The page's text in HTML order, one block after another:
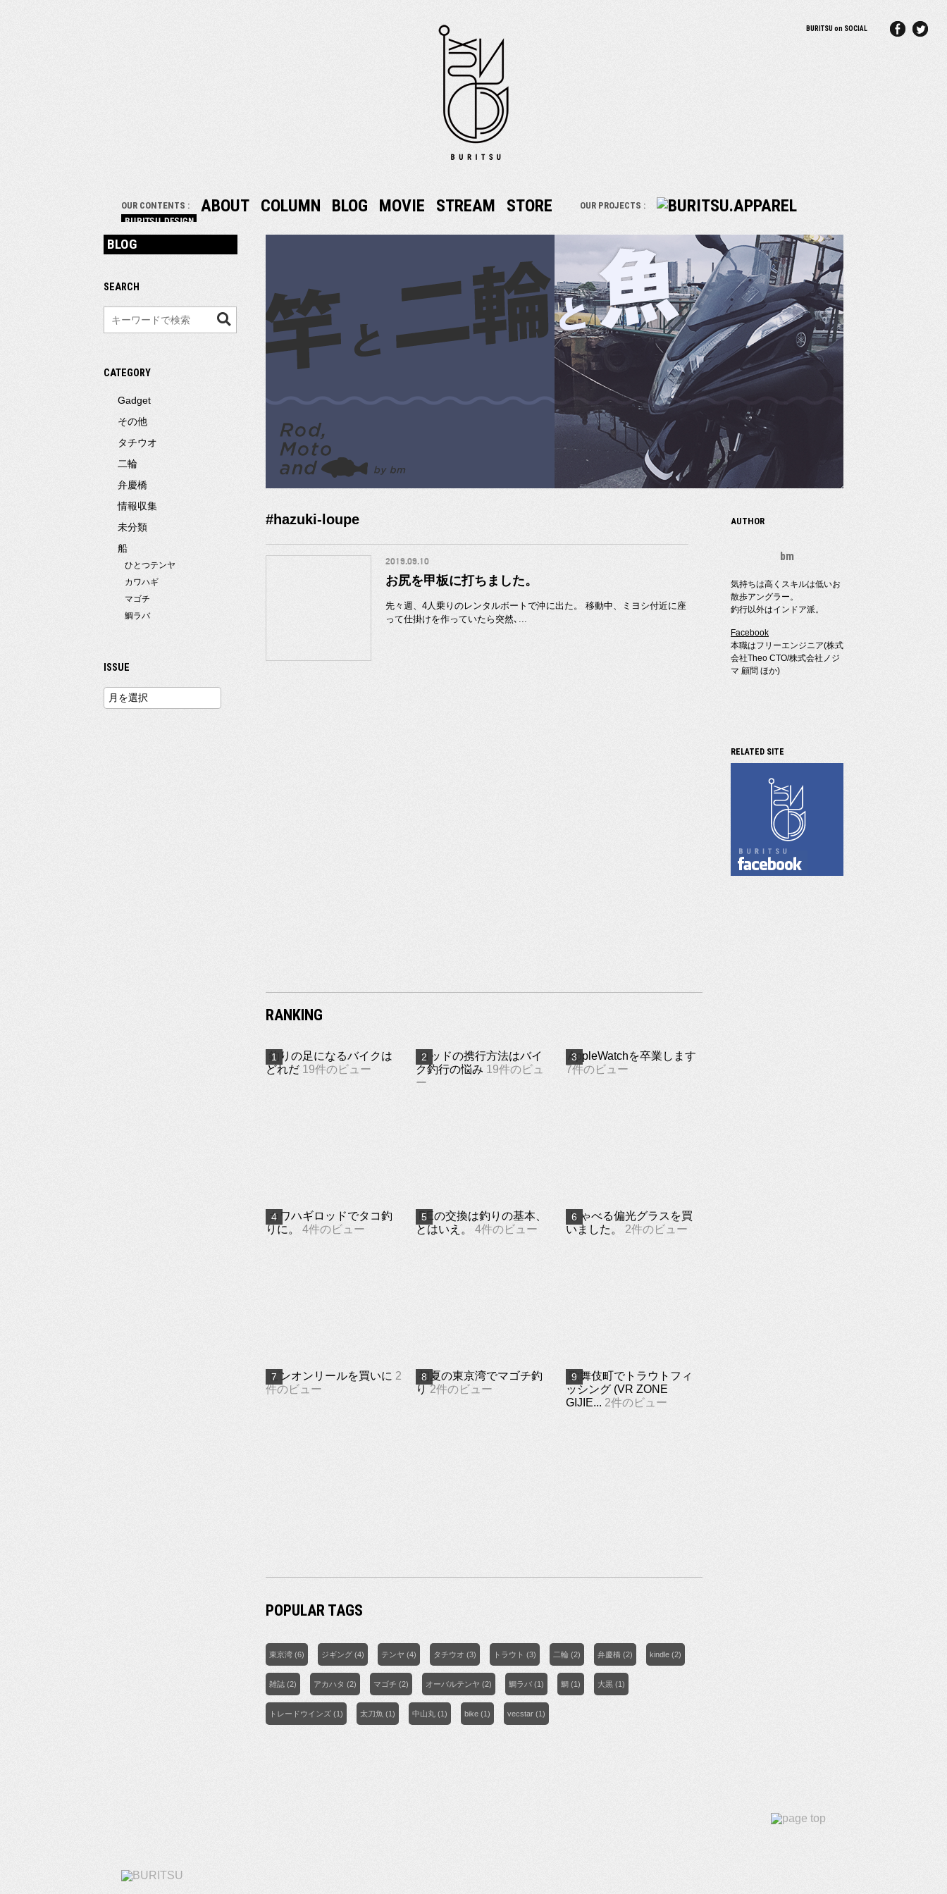
BURITSU on SOCIAL
OUR CONTENTS : ABOUT COLUMN BLOG MOVIE STREAM STORE OUR PROJECTS :
AUTHOR
bm
気持ちは高くスキルは低いお
散歩アングラー。
釣行以外はインドア派。
Facebook
本職はフリーエンジニア(株式
会社Theo CTO/株式会社ノジ
マ 顧問 ほか)
RELATED SITE
#hazuki-loupe
2019.09.10
お尻を甲板に打ちました。
先々週、4人乗りのレンタルボートで沖に出た。 移動中、ミヨシ付近に座
って仕掛けを作っていたら突然､...
RANKING
釣りの足になるバイクは
どれだ 19件のビュー
ロッドの携行方法はバイ
ク釣行の悩み 19件のビュ
ー
AppleWatchを卒業します
7件のビュー
カワハギロッドでタコ釣
りに。
4件のビュー
PEの交換は釣りの基本、
とはいえ。
4件のビュー
しゃべる偏光グラスを買
いました。
2件のビュー
ピンオンリールを買いに 2
件のビュー
初夏の東京湾でマゴチ釣
り 2件のビュー
歌舞伎町でトラウトフィ
ッシング (VR ZONE
GIJIE... 2件のビュー
POPULAR TAGS
東京湾 (6) ジギング (4) テンヤ (4) タチウオ (3) トラウト (3) 二輪 (2) 弁慶橋 (2) kindle (2)
雑誌 (2) アカハタ (2) マゴチ (2) オーバルテンヤ (2) 鯛ラバ (1) 鯛 (1) 大黒 (1)
トレードウインズ (1) 太刀魚 (1) 中山丸 (1) bike (1) vecstar (1)
BLOG
SEARCH
CATEGORY
Gadget
その他
タチウオ
二輪
弁慶橋
情報収集
未分類
船
ひとつテンヤ
カワハギ
マゴチ
鯛ラバ
ISSUE